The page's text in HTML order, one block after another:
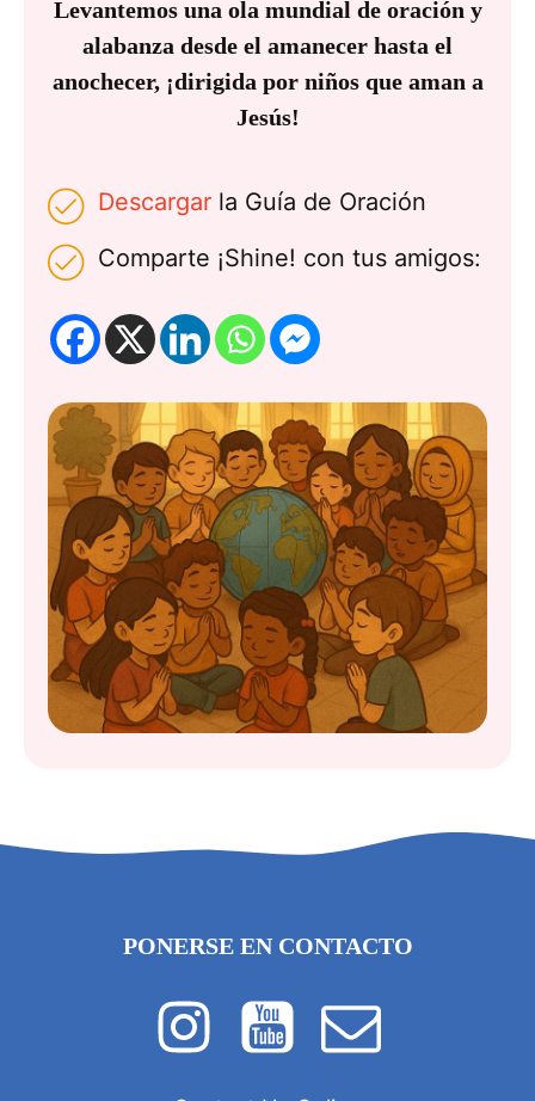
Levantemos una ola mundial de oración y
alabanza desde el amanecer hasta el
anochecer, ¡dirigida por niños que aman a
Jesús!
Descargar la Guía de Oración
Comparte ¡Shine! con tus amigos:
PONERSE EN CONTACTO